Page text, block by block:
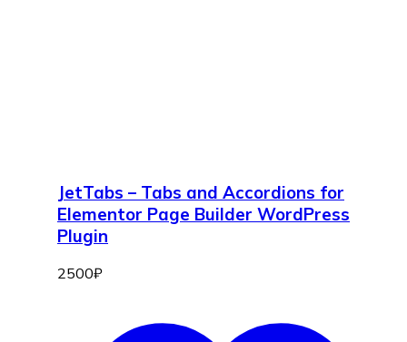
JetTabs – Tabs and Accordions for
Elementor Page Builder WordPress
Plugin
2500₽